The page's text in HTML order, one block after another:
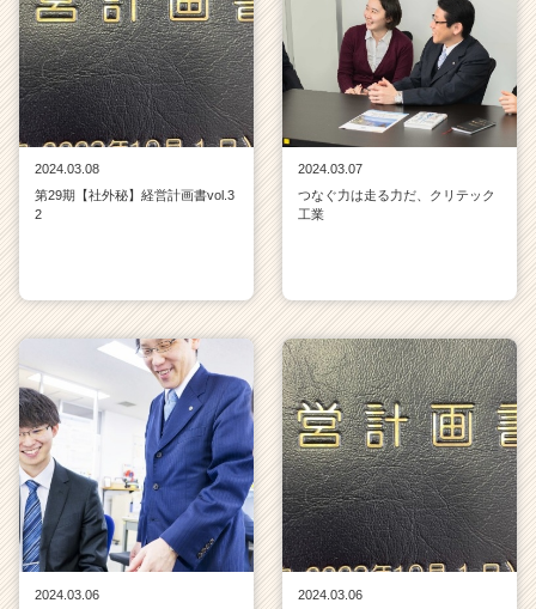
2024.03.08
第29期【社外秘】経営計画書vol.3
2
2024.03.07
つなぐ力は走る力だ、クリテック
工業
2024.03.06 2024.03.06